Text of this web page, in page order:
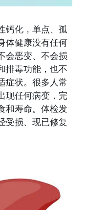
钙化，单点、孤
体健康没有任何
会恶变、不会损
排毒功能，也不
症状。很多人常
现任何病变，完
和寿命。体检发
受损、现已修复